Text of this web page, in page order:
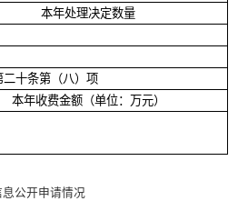
本年处理决定数量
二十条第（八）项
本年收费金额（单位：万元）
公开申请情况